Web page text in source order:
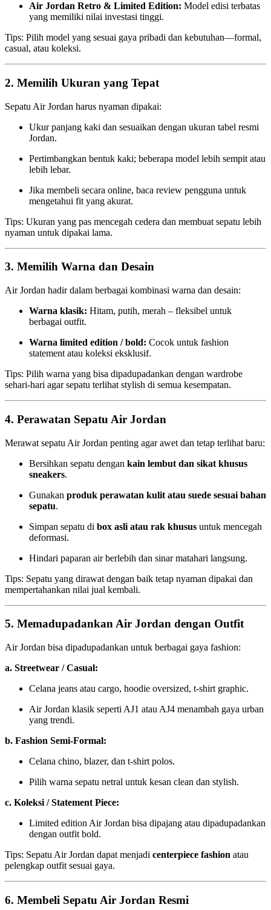
Air Jordan Retro & Limited Edition: Model edisi terbatas
yang memiliki nilai investasi tinggi.
Tips: Pilih model yang sesuai gaya pribadi dan kebutuhan—formal,
casual, atau koleksi.
2. Memilih Ukuran yang Tepat
Sepatu Air Jordan harus nyaman dipakai:
Ukur panjang kaki dan sesuaikan dengan ukuran tabel resmi
Jordan.
Pertimbangkan bentuk kaki; beberapa model lebih sempit atau
lebih lebar.
Jika membeli secara online, baca review pengguna untuk
mengetahui fit yang akurat.
Tips: Ukuran yang pas mencegah cedera dan membuat sepatu lebih
nyaman untuk dipakai lama.
3. Memilih Warna dan Desain
Air Jordan hadir dalam berbagai kombinasi warna dan desain:
Warna klasik: Hitam, putih, merah – fleksibel untuk
berbagai outfit.
Warna limited edition / bold: Cocok untuk fashion
statement atau koleksi eksklusif.
Tips: Pilih warna yang bisa dipadupadankan dengan wardrobe
sehari-hari agar sepatu terlihat stylish di semua kesempatan.
4. Perawatan Sepatu Air Jordan
Merawat sepatu Air Jordan penting agar awet dan tetap terlihat baru:
Bersihkan sepatu dengan kain lembut dan sikat khusus
sneakers.
Gunakan produk perawatan kulit atau suede sesuai bahan
sepatu.
Simpan sepatu di box asli atau rak khusus untuk mencegah
deformasi.
Hindari paparan air berlebih dan sinar matahari langsung.
Tips: Sepatu yang dirawat dengan baik tetap nyaman dipakai dan
mempertahankan nilai jual kembali.
5. Memadupadankan Air Jordan dengan Outfit
Air Jordan bisa dipadupadankan untuk berbagai gaya fashion:
a. Streetwear / Casual:
Celana jeans atau cargo, hoodie oversized, t-shirt graphic.
Air Jordan klasik seperti AJ1 atau AJ4 menambah gaya urban
yang trendi.
b. Fashion Semi-Formal:
Celana chino, blazer, dan t-shirt polos.
Pilih warna sepatu netral untuk kesan clean dan stylish.
c. Koleksi / Statement Piece:
Limited edition Air Jordan bisa dipajang atau dipadupadankan
dengan outfit bold.
Tips: Sepatu Air Jordan dapat menjadi centerpiece fashion atau
pelengkap outfit sesuai gaya.
6. Membeli Sepatu Air Jordan Resmi